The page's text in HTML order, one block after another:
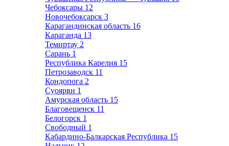
Чебоксары 12
Новочебоксарск 3
Карагандинская область 16
Караганда 13
Темиртау 2
Сарань 1
Республика Карелия 15
Петрозаводск 11
Кондопога 2
Суоярви 1
Амурская область 15
Благовещенск 11
Белогорск 1
Свободный 1
Кабардино-Балкарская Республика 15